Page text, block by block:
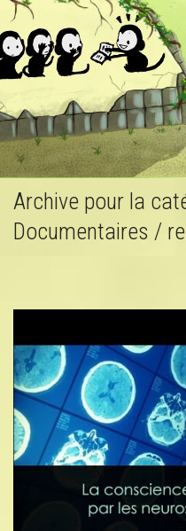
Archive pour la
Documentaires /